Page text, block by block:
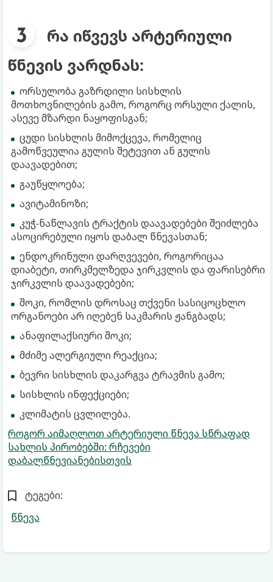
რა იწვევს არტერიული
წნევის ვარდნას:
ორსულობა გაზრდილი სისხლის
მოთხოვნილების გამო, როგორც ორსული ქალის,
ასევე მზარდი ნაყოფისგან;
ცუდი სისხლის მიმოქცევა, რომელიც
გამოწვეულია გულის შეტევით ან გულის
დაავადებით;
გაუწყლოება;
ავიტამინოზი;
კუჭ-ნაწლავის ტრაქტის დაავადებები შეიძლება
ასოცირებული იყოს დაბალ წნევასთან;
ენდოკრინული დარღვევები, როგორიცაა
დიაბეტი, თირკმელზედა ჯირკვლის და ფარისებრი
ჯირკვლის დაავადებები;
შოკი, რომლის დროსაც თქვენი სასიცოცხლო
ორგანოები არ იღებენ საკმარის ჟანგბადს;
ანაფილაქსიური შოკი;
მძიმე ალერგიული რეაქცია;
ბევრი სისხლის დაკარგვა ტრავმის გამო;
სისხლის ინფექციები;
კლიმატის ცვლილება.
როგორ აიმაღლოთ არტერიული წნევა სწრაფად
სახლის პირობებში: რჩევები
დაბალწნევიანებისთვის
ტეგები:
წნევა